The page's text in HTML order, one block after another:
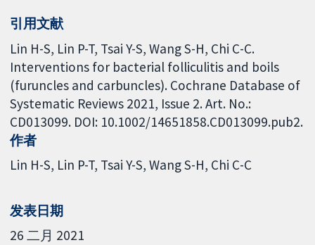
引用文献
Lin H-S, Lin P-T, Tsai Y-S, Wang S-H, Chi C-C.
Interventions for bacterial folliculitis and boils
(furuncles and carbuncles). Cochrane Database of
Systematic Reviews 2021, Issue 2. Art. No.:
CD013099. DOI: 10.1002/14651858.CD013099.pub2.
作者
Lin H-S Lin P-T Tsai Y-S Wang S-H Chi C-C
发表日期
26 二月 2021